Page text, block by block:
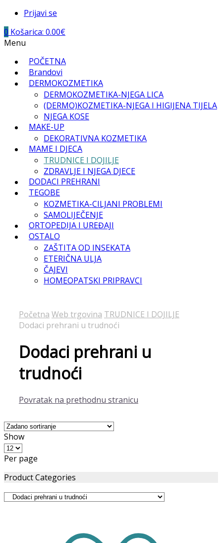
Prijavi se
0 Košarica: 0.00€
Menu
POČETNA
Brandovi
DERMOKOZMETIKA
DERMOKOZMETIKA-NJEGA LICA
(DERMO)KOZMETIKA-NJEGA I HIGIJENA TIJELA
NJEGA KOSE
MAKE-UP
DEKORATIVNA KOZMETIKA
MAME I DJECA
TRUDNICE I DOJILJE
ZDRAVLJE I NJEGA DJECE
DODACI PREHRANI
TEGOBE
KOZMETIKA-CILJANI PROBLEMI
SAMOLIJEČENJE
ORTOPEDIJA I UREĐAJI
OSTALO
ZAŠTITA OD INSEKATA
ETERIČNA ULJA
ČAJEVI
HOMEOPATSKI PRIPRAVCI
Početna Web trgovina TRUDNICE I DOJILJE
Dodaci prehrani u trudnoći
Dodaci prehrani u
trudnoći
Povratak na prethodnu stranicu
Show
Per page
Product Categories